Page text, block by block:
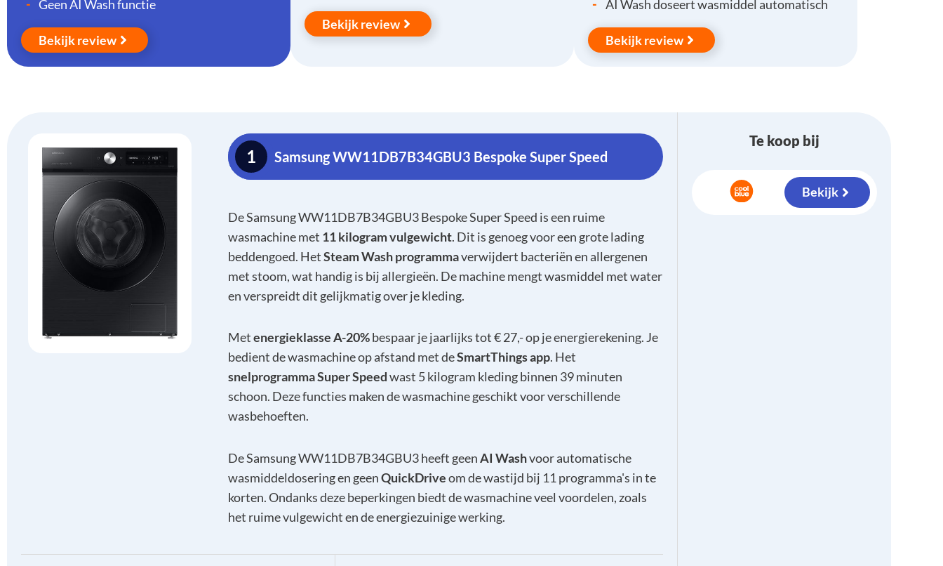
- Geen AI Wash functie
Bekijk review
Bekijk review
- AI Wash doseert wasmiddel automatisch
Bekijk review
1 Samsung WW11DB7B34GBU3 Bespoke Super Speed
De Samsung WW11DB7B34GBU3 Bespoke Super Speed is een ruime
wasmachine met 11 kilogram vulgewicht. Dit is genoeg voor een grote lading
beddengoed. HetSteam Wash programmaverwijdert bacteriën en allergenen
met stoom, wat handig is bij allergieën. De machine mengt wasmiddel met water
en verspreidt dit gelijkmatig over je kleding.
Metenergieklasse A-20%bespaar je jaarlijks tot € 27,- op je energierekening. Je
bedient de wasmachine op afstand met deSmartThings app. Het
snelprogramma Super Speedwast 5 kilogram kleding binnen 39 minuten
schoon. Deze functies maken de wasmachine geschikt voor verschillende
wasbehoeften.
De Samsung WW11DB7B34GBU3 heeft geenAI Washvoor automatische
wasmiddeldosering en geenQuickDriveom de wastijd bij 11 programma's in te
korten. Ondanks deze beperkingen biedt de wasmachine veel voordelen, zoals
het ruime vulgewicht en de energiezuinige werking.
Te koop bij
Bekijk